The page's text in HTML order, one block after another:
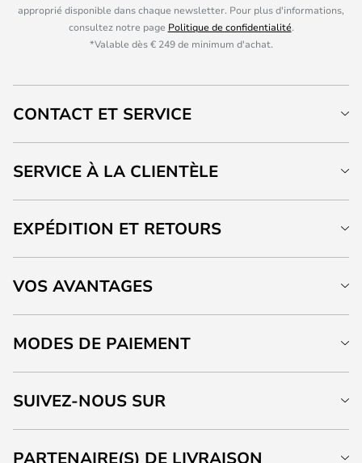
approprié disponible dans chaque newsletter. Pour plus d'informations,
consultez notre page Politique de confidentialité.
*Valable dès € 249 de minimum d'achat.
CONTACT ET SERVICE
SERVICE À LA CLIENTÈLE
EXPÉDITION ET RETOURS
VOS AVANTAGES
MODES DE PAIEMENT
SUIVEZ-NOUS SUR
PARTENAIRE(S) DE LIVRAISON